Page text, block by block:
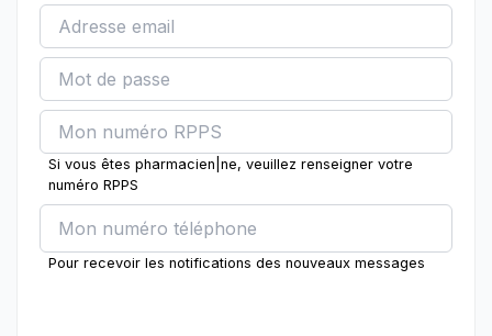
Si vous êtes pharmacien|ne, veuillez renseigner votre
numéro RPPS
Pour recevoir les notifications des nouveaux messages